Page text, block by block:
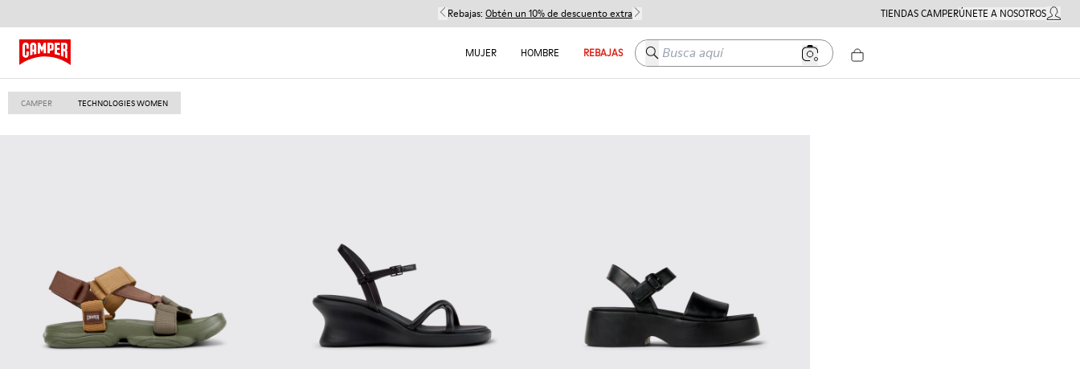
Rebajas: Obtén un 10% de descuento extra TIENDAS CAMPERÚNETE A NOSOTROSMI
MUJER HOMBRE REBAJAS Busca aquí
CAMPER TECHNOLOGIES WOMEN